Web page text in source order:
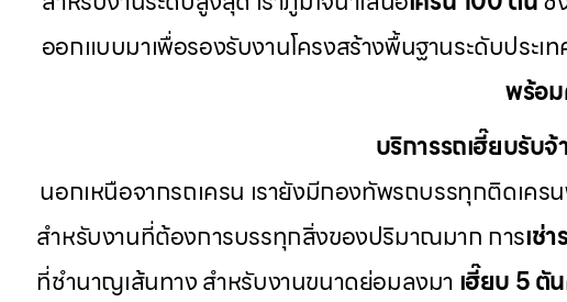
ออกแบบมาเพื่อรองรับงานโครงสร้างพื้นฐานระดับประเ
พร้อ
บริการรถเฮี๊ยบรับ
นอกเหนือจากรถเครน เรายังมีกองทัพรถบรรทุกติดเค
สำหรับงานที่ต้องการบรรทุกสิ่งของปริมาณมาก การเช่
ที่ชำนาญเส้นทาง สำหรับงานขนาดย่อมลงมา เฮี๊ยบ 5 ตัน